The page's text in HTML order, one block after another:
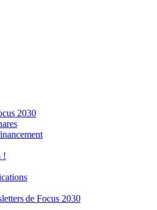
2030
!
de Focus 2030